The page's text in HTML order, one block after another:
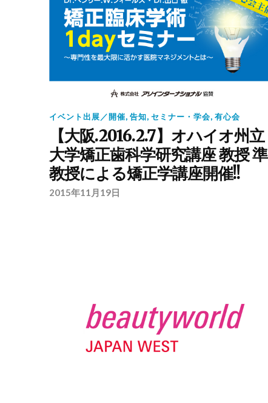
イベント出展／開催, 告知, セミナー・学会, 有心会
【大阪.2016.2.7】オハイオ州立
大学矯正歯科学研究講座 教授 準
教授による矯正学講座開催!!
2015年11月19日